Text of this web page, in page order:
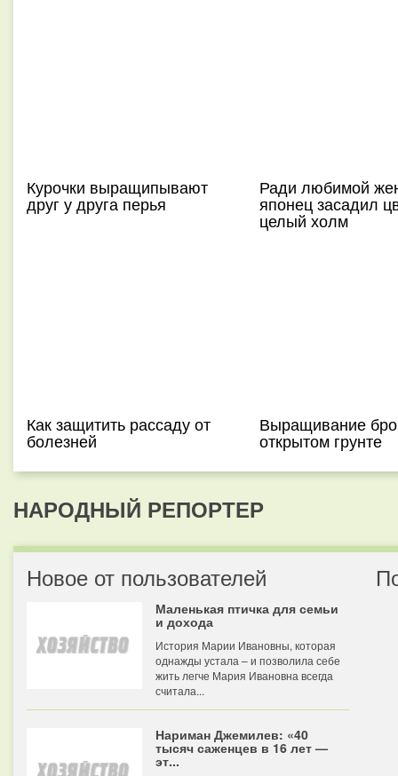
Курочки выращипывают
друг у друга перья
Ради любимой
японец засадил
целый холм
Как защитить рассаду от
болезней
Выращивание
открытом грунте
НАРОДНЫЙ РЕПОРТЕР
Новое от пользователей
Маленькая птичка для семьи
и дохода
История Марии Ивановны, которая
однажды устала – и позволила себе
жить легче Мария Ивановна всегда
считала...
Нариман Джемилев: «40
тысяч саженцев в 16 лет —
эт...